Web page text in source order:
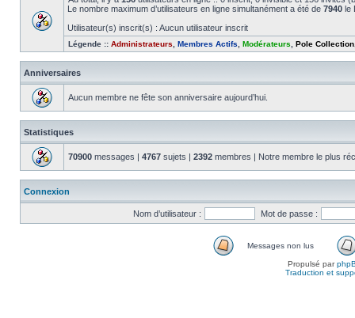
Le nombre maximum d’utilisateurs en ligne simultanément a été de 7940 le
Utilisateur(s) inscrit(s) : Aucun utilisateur inscrit
Légende :: Administrateurs Membres Actifs Modérateurs Pole Collection
Anniversaires
Aucun membre ne fête son anniversaire aujourd’hui.
Statistiques
70900 messages | 4767 sujets | 2392 membres | Notre membre le plus
Connexion
Nom d’utilisateur : Mot de passe :
Messages non lus
Propulsé par
Traduction et